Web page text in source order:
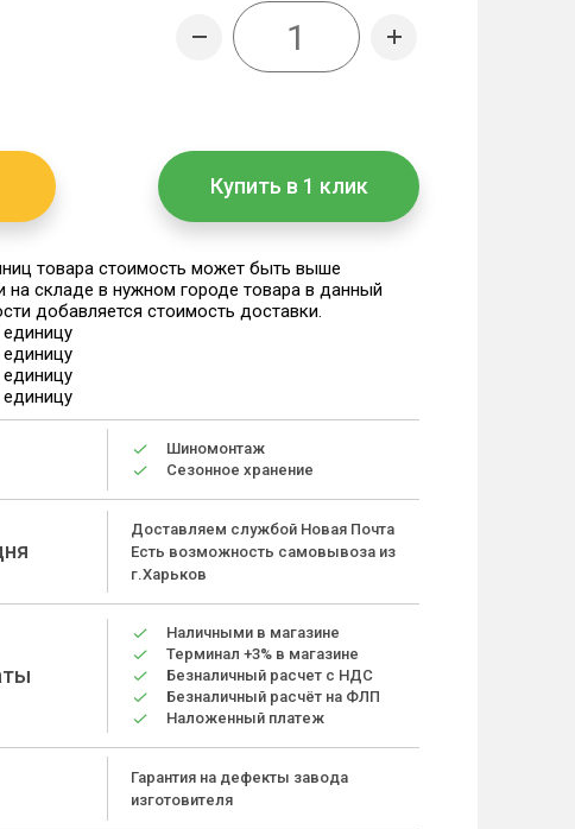
Купить в 1 клик
товара стоимость может быть выше
на складе в нужном городе товара в данный
добавляется стоимость доставки.
единицу
единицу
единицу
единицу
Шиномонтаж
Сезонное хранение
Доставляем службой Новая Почта
Есть возможность самовывоза из
г.Харьков
Наличными в магазине
Терминал +3% в магазине
Безналичный расчет с НДС
Безналичный расчёт на ФЛП
Наложенный платеж
Гарантия на дефекты завода
изготовителя